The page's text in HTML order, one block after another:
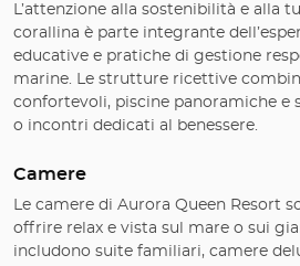
L’attenzione alla sostenibilità e alla
corallina è parte integrante
educative e pratiche di gestione
marine. Le strutture ricettive
confortevoli, piscine panoramiche e
o incontri dedicati al benessere.
Camere
Le camere di Aurora Queen Resort
offrire relax e vista sul mare o sui
includono suite familiari, camere